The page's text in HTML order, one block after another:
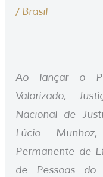
/ Brasil
Ao lançar o
Valorizado,
Nacional de
Lúcio
Permanente de
de Pessoas